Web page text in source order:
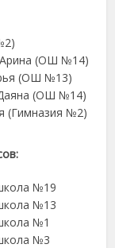
Арина (ОШ №14)
(ОШ №13)
Даяна (ОШ №14)
(Гимназия №2)
№19
№13
№1
№3